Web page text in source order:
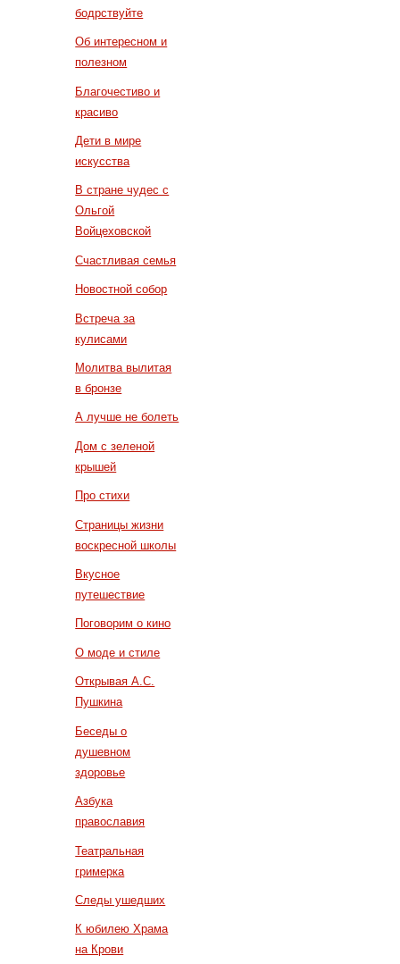
бодрствуйте
Об интересном и
полезном
Благочестиво и
красиво
Дети в мире
искусства
В стране чудес с
Ольгой
Войцеховской
Счастливая семья
Новостной собор
Встреча за
кулисами
Молитва вылитая
в бронзе
А лучше не болеть
Дом с зеленой
крышей
Про стихи
Страницы жизни
воскресной школы
Вкусное
путешествие
Поговорим о кино
О моде и стиле
Открывая А.С.
Пушкина
Беседы о
душевном
здоровье
Азбука
православия
Театральная
гримерка
Следы ушедших
К юбилею Храма
на Крови